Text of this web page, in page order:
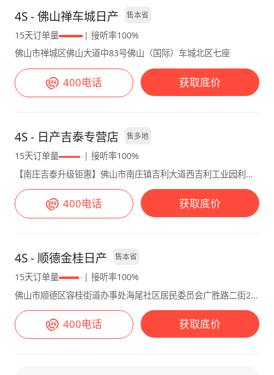
里了，平时的时候就是上下班作为代步车在市区
行驶大家上下班时间几乎差不多堵车很常见，但
是油耗真不高市区平均百公里7.4个油，已经知
足，偶尔也会出去自驾，买车之后最大的行驶里
程也就是去了一趟内蒙古，跑高速大概有2000
多的公里跑高速时候油耗6.2个特别低，我个人
车子的口碑，2.0L的发动机动力表现不是很满
意，配置方面确实比较少就一个倒车影像，其他
的辅助系统啥都没有，这可真是低配啊。 动力
虽然是自吸发动机有点肉，不过我个人开的话，
对于动力方面要求不是很高，这个动力感觉是非
常适合我的。变速箱这一块，它适合性子不急的
也不是说这款车子它跑不快，其实全力踩油门的
话，它的转速提升还是比较快的。我还是比较喜
欢这种感觉，不紧不慢的样子开起来非常的悠哉
还省油。 逍客在配置和设计上可能不是最好
的，但是它的性价比还是比较高的，价钱不贵，
作为家庭代步的车，非常的适合。 💺乘坐感
增压的车那么猛，但也不肉，日常超车、跟车都
没问题。 跑高速的时候，加速也很顺畅，只要
肯给油，速度提上去后，再加速超车也不费劲。
满油的话能跑七百多公里，对于这个级别的SUV
来说，续航表现还不错。油耗方面，市区路况复
杂，红绿灯多，油耗大概7个左右，要是堵车厉
在5.5-6.5个之间，综合下来平均油耗也就7个
多，家庭用车，这个油耗能接受。 不满意的地
方 智能化配置少，车机系统不够智能，没有
尤其是高速上，胎噪、风噪比较明显，开音乐都
得把音量调大才能盖住。 后备箱空间对于一些
有点吃力。 还有就是4S店送的膜质量太差了，
我后来自己花钱贴了好膜，建议车友们要是遇到
这种情况，别凑合，直接自己贴好的，不然以后
撕膜的时候容易留胶，更麻烦。 内饰的科技感
差了点，车机系统功能不算丰富，也不支持
CarPlay，对于我这种习惯用手机导航、听歌的
人来说，不太方便。而且，部分车友觉得它的配
4S - 佛山禅车城日产 售本省
15天订单量
| 接听率100%
佛山市禅城区佛山大道中83号佛山（国际）车城北区七座
400电话 获取底价
4S - 日产吉泰专营店 售多地
15天订单量
| 接听率100%
【南庄吉泰升级钜惠】佛山市南庄镇吉利大道西吉利工业园利源一路1号
400电话 获取底价
4S - 顺德金桂日产 售本省
15天订单量
| 接听率100%
佛山市顺德区容桂街道办事处海尾社区居民委员会广胜路二街20号001
400电话 获取底价